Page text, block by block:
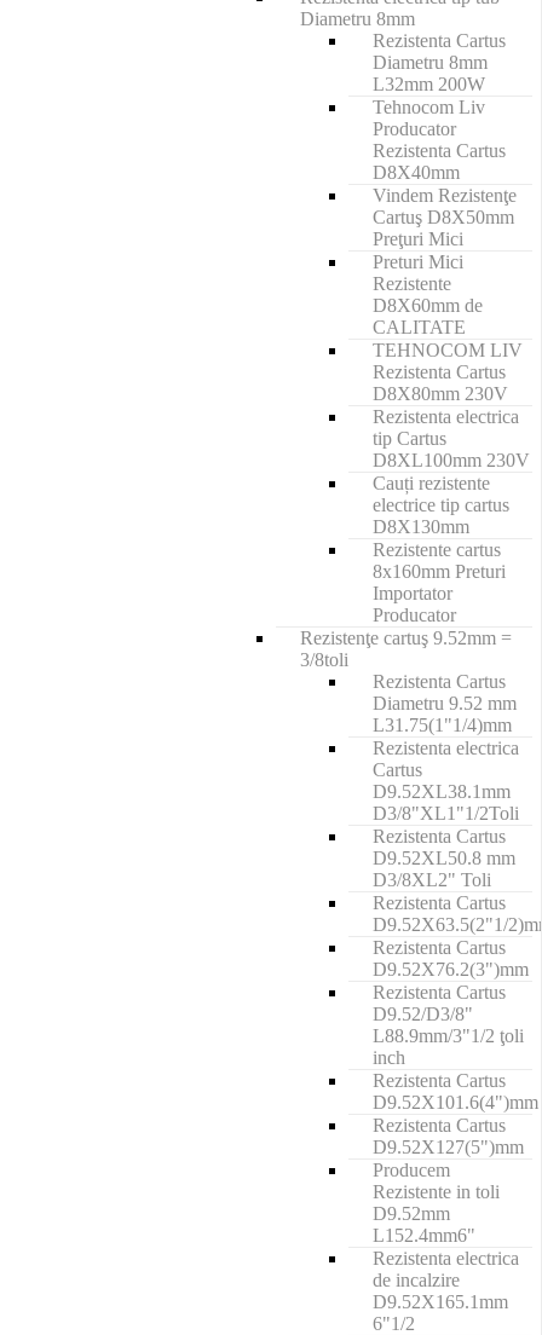
Diametru 8mm
Rezistenta Cartus
Diametru 8mm
L32mm 200W
Tehnocom Liv
Producator
Rezistenta Cartus
D8X40mm
Vindem Rezistenţe
Cartuş D8X50mm
Preţuri Mici
Preturi Mici
Rezistente
D8X60mm de
CALITATE
TEHNOCOM LIV
Rezistenta Cartus
D8X80mm 230V
Rezistenta electrica
tip Cartus
D8XL100mm 230V
Cauți rezistente
electrice tip cartus
D8X130mm
Rezistente cartus
8x160mm Preturi
Importator
Producator
Rezistenţe cartuş 9.52mm =
3/8toli
Rezistenta Cartus
Diametru 9.52 mm
L31.75(1"1/4)mm
Rezistenta electrica
Cartus
D9.52XL38.1mm
D3/8"XL1"1/2Toli
Rezistenta Cartus
D9.52XL50.8 mm
D3/8XL2" Toli
Rezistenta Cartus
D9.52X63.5(2"1/
Rezistenta Cartus
D9.52X76.2(3")mm
Rezistenta Cartus
D9.52/D3/8"
L88.9mm/3"1/2 ţoli
inch
Rezistenta Cartus
D9.52X101.6(4")mm
Rezistenta Cartus
D9.52X127(5")mm
Producem
Rezistente in toli
D9.52mm
L152.4mm6"
Rezistenta electrica
de incalzire
D9.52X165.1mm
6"1/2